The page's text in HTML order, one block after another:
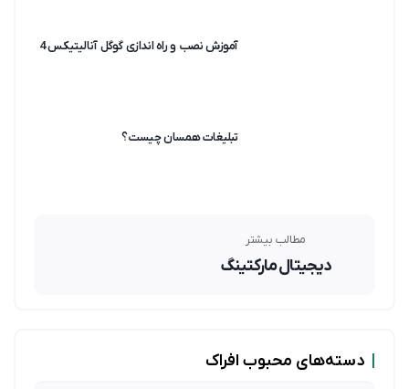
آموزش نصب و راه اندازی گوگل آنالیتیکس 4
تبلیغات همسان چیست؟
مطالب بیشتر
دیجیتال مارکتینگ
دسته‌های محبوب افراک